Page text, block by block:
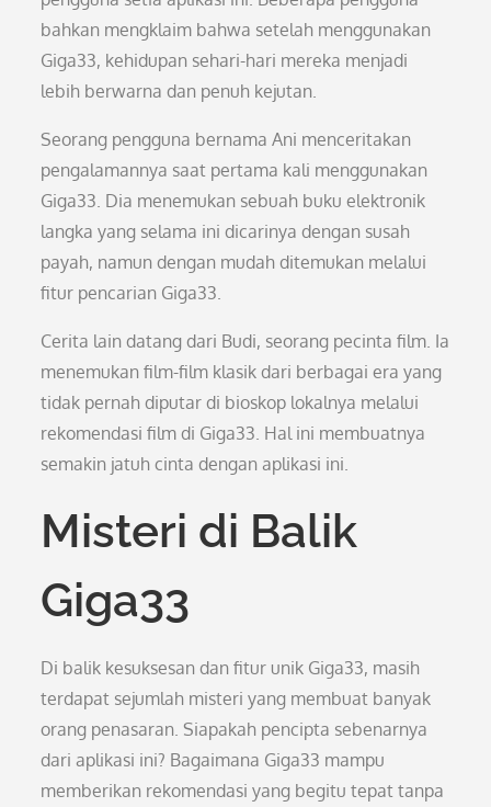
bahkan mengklaim bahwa setelah menggunakan
Giga33, kehidupan sehari-hari mereka menjadi
lebih berwarna dan penuh kejutan.
Seorang pengguna bernama Ani menceritakan
pengalamannya saat pertama kali menggunakan
Giga33. Dia menemukan sebuah buku elektronik
langka yang selama ini dicarinya dengan susah
payah, namun dengan mudah ditemukan melalui
fitur pencarian Giga33.
Cerita lain datang dari Budi, seorang pecinta film. Ia
menemukan film-film klasik dari berbagai era yang
tidak pernah diputar di bioskop lokalnya melalui
rekomendasi film di Giga33. Hal ini membuatnya
semakin jatuh cinta dengan aplikasi ini.
Misteri di Balik
Giga33
Di balik kesuksesan dan fitur unik Giga33, masih
terdapat sejumlah misteri yang membuat banyak
orang penasaran. Siapakah pencipta sebenarnya
dari aplikasi ini? Bagaimana Giga33 mampu
memberikan rekomendasi yang begitu tepat tanpa